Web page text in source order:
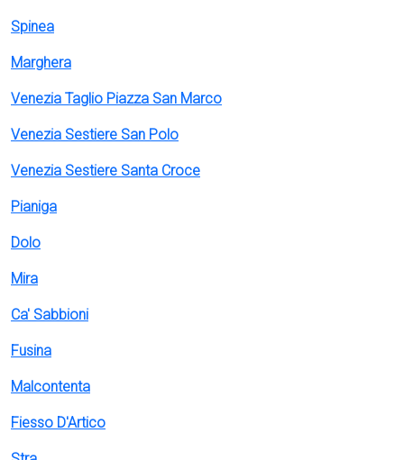
Spinea
Marghera
Venezia Taglio Piazza San Marco
Venezia Sestiere San Polo
Venezia Sestiere Santa Croce
Pianiga
Dolo
Mira
Ca' Sabbioni
Fusina
Malcontenta
Fiesso D'Artico